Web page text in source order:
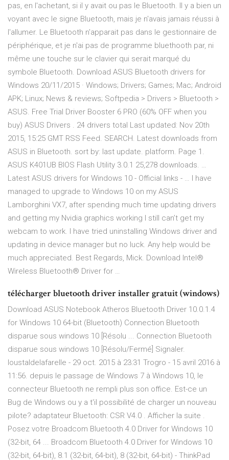
pas, en l'achetant, si il y avait ou pas le Bluetooth. Il y a bien un
voyant avec le signe Bluetooth, mais je n'avais jamais réussi à
l'allumer. Le Bluetooth n'apparait pas dans le gestionnaire de
périphérique, et je n'ai pas de programme bluethooth par, ni
même une touche sur le clavier qui serait marqué du
symbole Bluetooth. Download ASUS Bluetooth drivers for
Windows 20/11/2015 · Windows; Drivers; Games; Mac; Android
APK; Linux; News & reviews; Softpedia > Drivers > Bluetooth >
ASUS. Free Trial Driver Booster 6 PRO (60% OFF when you
buy) ASUS Drivers . 24 drivers total Last updated: Nov 20th
2015, 15:25 GMT RSS Feed. SEARCH. Latest downloads from
ASUS in Bluetooth. sort by: last update. platform. Page 1.
ASUS K401UB BIOS Flash Utility 3.0.1 25,278 downloads. …
Latest ASUS drivers for Windows 10 - Official links - … I have
managed to upgrade to Windows 10 on my ASUS
Lamborghini VX7, after spending much time updating drivers
and getting my Nvidia graphics working I still can’t get my
webcam to work. I have tried uninstalling Windows driver and
updating in device manager but no luck. Any help would be
much appreciated. Best Regards, Mick. Download Intel®
Wireless Bluetooth® Driver for …
télécharger bluetooth driver installer gratuit (windows)
Download ASUS Notebook Atheros Bluetooth Driver 10.0.1.4
for Windows 10 64-bit (Bluetooth) Connection Bluetooth
disparue sous windows 10 [Résolu ... Connection Bluetooth
disparue sous windows 10 [Résolu/Fermé] Signaler.
loustaldelafarelle - 29 oct. 2015 à 23:31 Trogro - 15 avril 2016 à
11:56. depuis le passage de Windows 7 à Windows 10, le
connecteur Bluetooth ne rempli plus son office. Est-ce un
Bug de Windows ou y a t'il possibilité de charger un nouveau
pilote? adaptateur Bluetooth: CSR V4.0 . Afficher la suite .
Posez votre Broadcom Bluetooth 4.0 Driver for Windows 10
(32-bit, 64 ... Broadcom Bluetooth 4.0 Driver for Windows 10
(32-bit, 64-bit), 8.1 (32-bit, 64-bit), 8 (32-bit, 64-bit) - ThinkPad